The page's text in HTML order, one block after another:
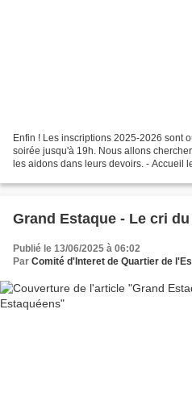
Enfin ! Les inscriptions 2025-2026 sont
soirée jusqu'à 19h. Nous allons
les aidons dans leurs devoirs. - Accueil
Grand Estaque - Le cri
Publié le 13/06/2025 à 06:02
Par Comité d'Interet de Quartier de